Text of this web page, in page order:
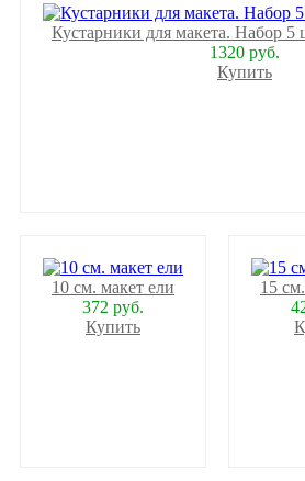
Кустарники для макета. Набор
1320 руб.
Купить
10 см. макет ели
372 руб.
Купить
15